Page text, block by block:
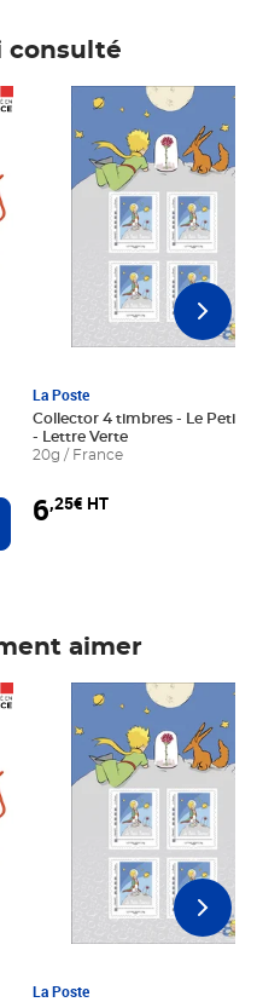
consulté
au panier
La Poste
Collector 4 timbres - Le Petit
- Lettre Verte
20g / France
6,25€ HT
Prix 6,25€ HT
aimer
La Poste
Prix 6,25€ HT